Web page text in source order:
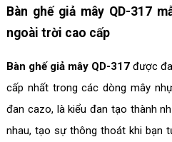
Bàn ghế giả mây QD-317
ngoài trời cao cấp
Bàn ghế giả mây QD-317được
cấp nhất trong các dòng mây
đan cazo, là kiểu đan tạo thành
nhau, tạo sự thông thoát khi bạn